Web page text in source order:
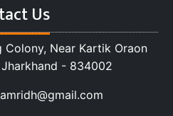
Us
Colony, Near Kartik Oraon
- 834002